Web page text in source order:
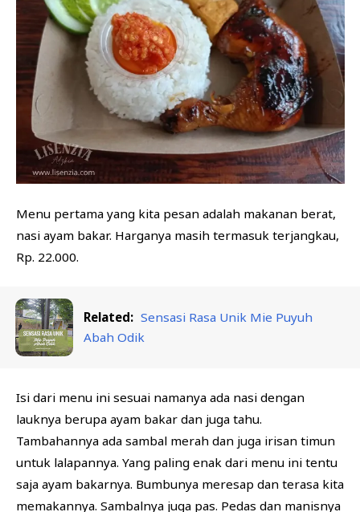
Menu pertama yang kita pesan adalah makanan berat,
nasi ayam bakar. Harganya masih termasuk terjangkau,
Rp. 22.000.
Related: Sensasi Rasa Unik Mie Puyuh
Abah Odik
Isi dari menu ini sesuai namanya ada nasi dengan
lauknya berupa ayam bakar dan juga tahu.
Tambahannya ada sambal merah dan juga irisan timun
untuk lalapannya. Yang paling enak dari menu ini tentu
saja ayam bakarnya. Bumbunya meresap dan terasa kita
memakannya. Sambalnya juga pas. Pedas dan manisnya